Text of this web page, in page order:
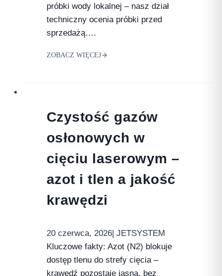
próbki wody lokalnej – nasz dział
techniczny ocenia próbki przed
sprzedażą….
ZOBACZ WIĘCEJ
Czystość gazów
osłonowych w
cięciu laserowym –
azot i tlen a jakość
krawędzi
20 czerwca, 2026| JETSYSTEM
Kluczowe fakty: Azot (N2) blokuje
dostęp tlenu do strefy cięcia –
krawędź pozostaje jasna, bez